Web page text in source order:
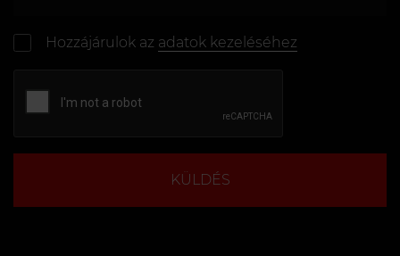
Hozzájárulok az adatok kezeléséhez
KÜLDÉS